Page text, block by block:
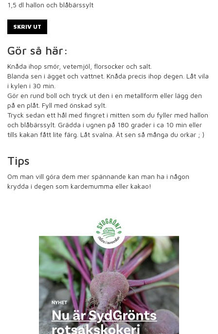
1,5 dl hallon och blåbärssylt
SKRIV UT
Gör så här:
Knåda ihop smör, vetemjöl, florsocker och salt.
Blanda sen i ägget och vattnet. Knåda precis ihop degen. Låt vila
i kylen i 30 min.
Gör en rund boll och tryck ut den i en metallform eller lägg den
på en plåt. Fyll med önskad sylt.
Tryck sedan ett hål med fingret i mitten som du fyller med hallon
och blåbärssylt. Grädda i ugnen på 180 grader i ca 10 min eller
tills kakan fått lite färg. Låt svalna. Ät sen så många du orkar ; )
Tips
Om man vill göra dem mer spännande kan man ha i någon
krydda i degen som kardemumma eller kakao!